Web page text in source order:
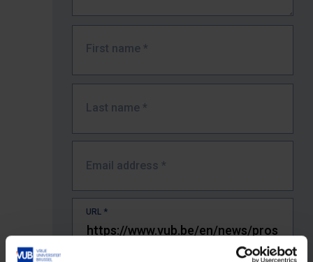
First name *
Last name *
Email address *
URL *
The full URL of the page where you encountered the error.